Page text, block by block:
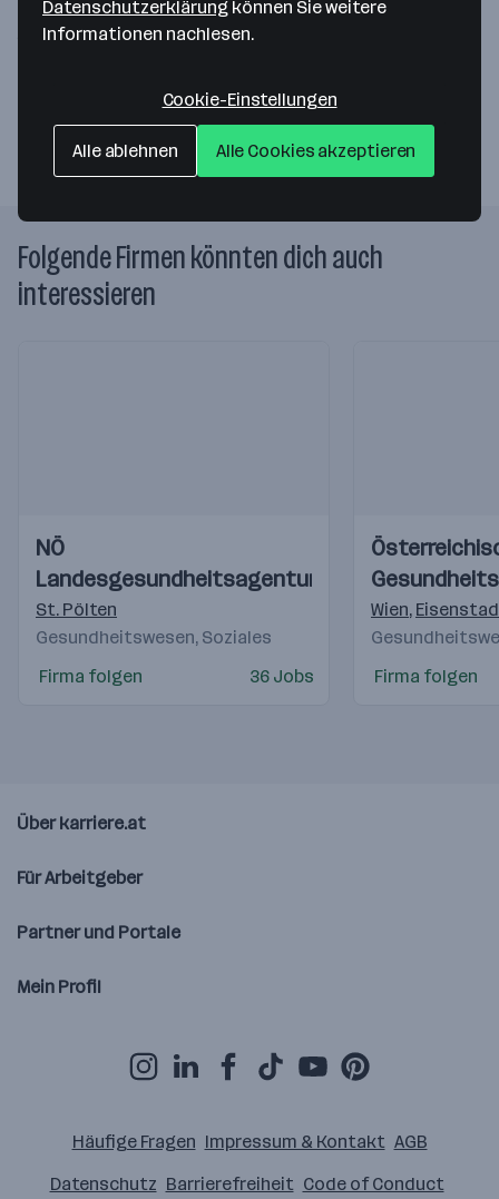
Dittmanngasse 5
1110 Wien— Route berechnen
Folgende Firmen könnten dich auch
interessieren
Videos
Einblicke
Einblicke
NÖ
Landesgesundheitsagentur
St. Pölten
Gesundheitswesen, Soziales
Firma folgen
36 Jobs
Videos
Einblicke
Einblicke
Wien,
Firma folgen
Über karriere.at
Für Arbeitgeber
Partner und Portale
Mein Profil
Häufige Fragen Impressum & Kontakt AGB
Datenschutz Barrierefreiheit Code of Conduct
Datenschutzerklärung können Sie weitere
Informationen nachlesen.
Cookie-Einstellungen
Alle ablehnen Alle Cookies akzeptieren